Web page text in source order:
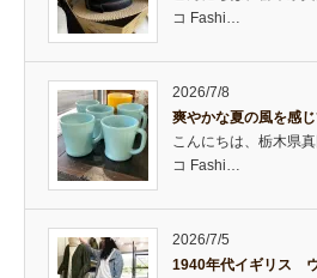
コ Fashi…
2026/7/8
爽やかな夏の風を感
こんにちは、栃木県
コ Fashi…
2026/7/5
1940年代イギリス